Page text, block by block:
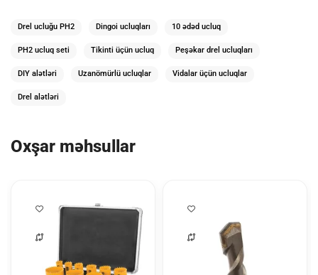
Drel ucluğu PH2 Dingoi ucluqları 10 ədəd ucluq
PH2 ucluq seti Tikinti üçün ucluq Peşəkar drel ucluqları
DIY alətləri Uzanömürlü ucluqlar Vidalar üçün ucluqlar
Drel alətləri
Oxşar məhsullar